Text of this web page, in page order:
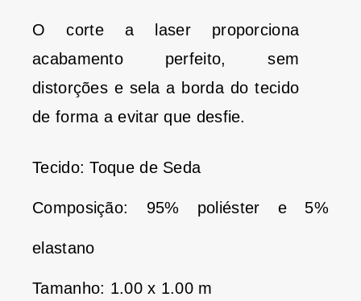
O corte a laser proporciona
acabamento perfeito, sem
distorções e sela a borda do tecido
de forma a evitar que desfie.
Tecido: Toque de Seda
Composição: 95% poliéster e 5%
elastano
Tamanho: 1.00 x 1.00 m